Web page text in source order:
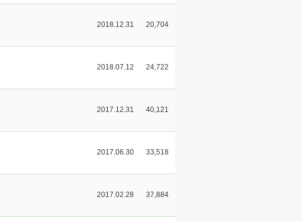
2018.12.31 20,704
2018.07.12 24,722
2017.12.31 40,121
2017.06.30 33,518
2017.02.28 37,884